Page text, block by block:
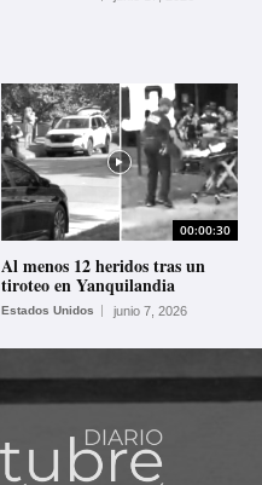
00:00:30
Al menos 12 heridos tras un
tiroteo en Yanquilandia
Estados Unidos junio 7, 2026